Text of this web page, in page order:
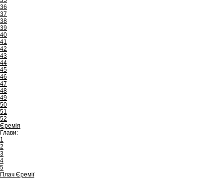
36
37
38
39
40
41
42
43
44
45
46
47
48
49
50
51
52
Єремія
Глави:
1
2
3
4
5
Плач Єремії